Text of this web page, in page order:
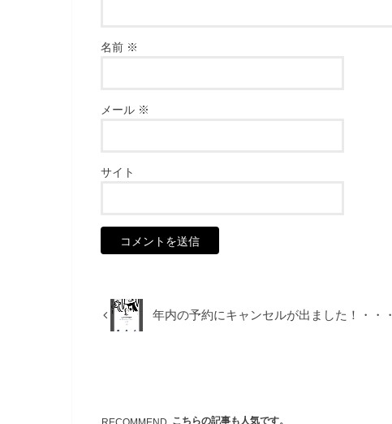
名前 ※
メール ※
サイト
年内の予約にキャンセルが出ました！・・・
こちらの記事も人気です。